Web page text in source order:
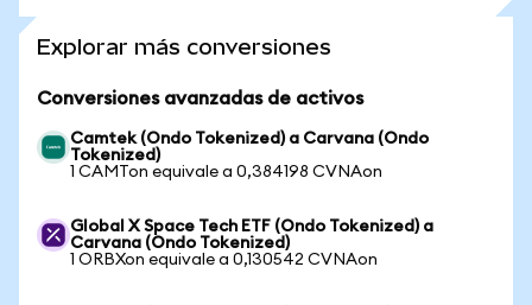
Explorar más conversiones
Conversiones avanzadas de activos
Camtek (Ondo Tokenized) a Carvana (Ondo
Tokenized)
1 CAMTon equivale a 0,384198 CVNAon
Global X Space Tech ETF (Ondo Tokenized) a
Carvana (Ondo Tokenized)
1 ORBXon equivale a 0,130542 CVNAon